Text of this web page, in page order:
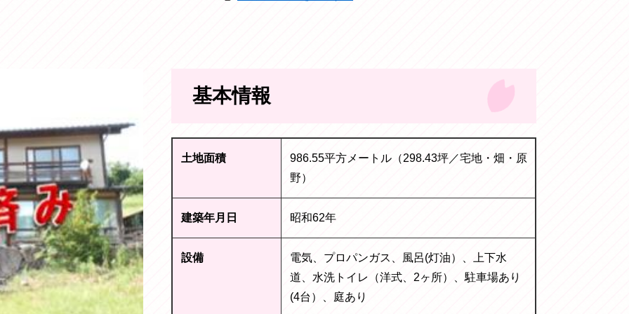
基本情報
土地面積
986.55平方メートル（298.43坪／宅地・畑・原
野）
建築年月日 昭和62年
設備
電気、プロパンガス、風呂(灯油）、上下水
道、水洗トイレ（洋式、2ヶ所）、駐車場あり
(4台）、庭あり